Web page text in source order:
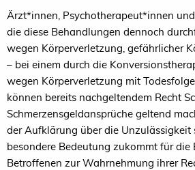
Ärzt*innen, Psychotherapeut*innen
die diese Behandlungen dennoch
wegen Körperverletzung, gefährlicher
– bei einem durch die
wegen Körperverletzung mit
können bereits nachgeltendem Recht
Schmerzensgeldansprüche geltend
der Aufklärung über die Unzulässigkeit
besondere Bedeutung zukommt für die
Betroffenen zur Wahrnehmung ihrer